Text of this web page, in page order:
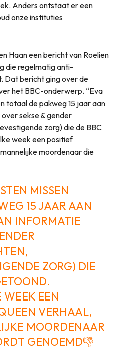
Anders ontstaat er een
onze instituties
Haan een bericht van Roelien
die regelmatig anti-
Dat bericht ging over de
het BBC-onderwerp. “Eva
totaal de pakweg 15 jaar aan
sekse & gender
zorg) die de BBC
week een positief
moordenaar die
MISSEN
15 JAAR AAN
INFORMATIE
ZORG) DIE
EEN
VERHAAL,
MOORDENAAR
GENOEMD👎